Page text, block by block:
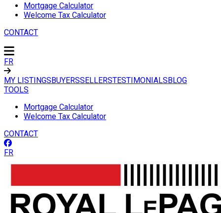
Mortgage Calculator
Welcome Tax Calculator
CONTACT
FR
MY LISTINGSBUYERSSELLERSTESTIMONIALSBLOG
TOOLS
Mortgage Calculator
Welcome Tax Calculator
CONTACT
FR